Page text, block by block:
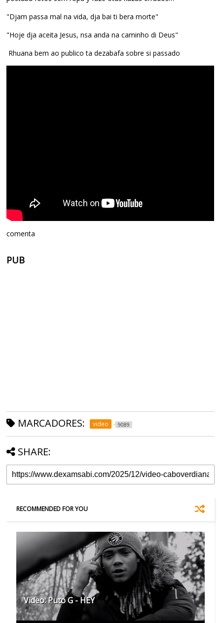
"Djam passa mal na vida, dja bai ti bera morte"
"Hoje dja aceita Jesus, nsa anda na caminho di Deus"
Rhuana bem ao publico ta dezabafa sobre si passado
comenta
PUB
MARCADORES: video 9089
SHARE:
RECOMMENDED FOR YOU
Video: Puto G - HEY